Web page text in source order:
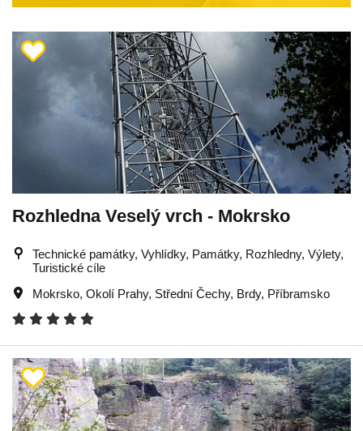
Rozhledna Veselý vrch - Mokrsko
Technické památky, Vyhlídky, Památky, Rozhledny, Výlety,
Turistické cíle
Mokrsko, Okolí Prahy, Střední Čechy, Brdy, Příbramsko